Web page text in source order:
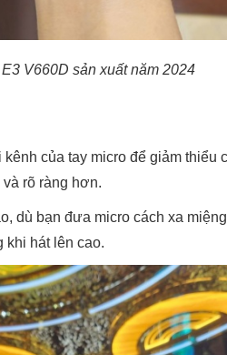
V660D sản xuất năm 2024
của tay micro để giảm thiểu
rõ ràng hơn.
dù bạn đưa micro cách xa
khi hát lên cao.